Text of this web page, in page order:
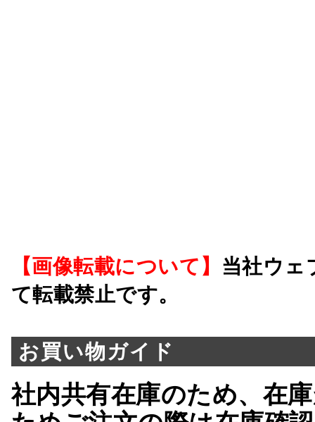
【画像転載について】 当社ウェ
て転載禁止です。
お買い物ガイド
社内共有在庫のため、在